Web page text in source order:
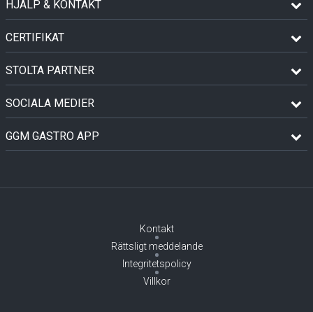
HJÄLP & KONTAKT
CERTIFIKAT
STOLTA PARTNER
SOCIALA MEDIER
GGM GASTRO APP
Kontakt
Rättsligt meddelande
Integritetspolicy
Villkor